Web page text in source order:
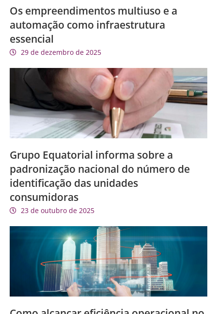
Os empreendimentos multiuso e a
automação como infraestrutura
essencial
29 de dezembro de 2025
Grupo Equatorial informa sobre a
padronização nacional do número de
identificação das unidades
consumidoras
23 de outubro de 2025